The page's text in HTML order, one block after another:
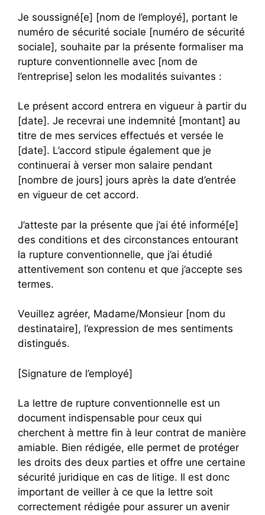
Je soussigné[e] [nom de l’employé], portant le
numéro de sécurité sociale [numéro de sécurité
sociale], souhaite par la présente formaliser ma
rupture conventionnelle avec [nom de
l’entreprise] selon les modalités suivantes :
Le présent accord entrera en vigueur à partir du
[date]. Je recevrai une indemnité [montant] au
titre de mes services effectués et versée le
[date]. L’accord stipule également que je
continuerai à verser mon salaire pendant
[nombre de jours] jours après la date d’entrée
en vigueur de cet accord.
J’atteste par la présente que j’ai été informé[e]
des conditions et des circonstances entourant
la rupture conventionnelle, que j’ai étudié
attentivement son contenu et que j’accepte ses
termes.
Veuillez agréer, Madame/Monsieur [nom du
destinataire], l’expression de mes sentiments
distingués.
[Signature de l’employé]
La lettre de rupture conventionnelle est un
document indispensable pour ceux qui
cherchent à mettre fin à leur contrat de manière
amiable. Bien rédigée, elle permet de protéger
les droits des deux parties et offre une certaine
sécurité juridique en cas de litige. Il est donc
important de veiller à ce que la lettre soit
correctement rédigée pour assurer un avenir